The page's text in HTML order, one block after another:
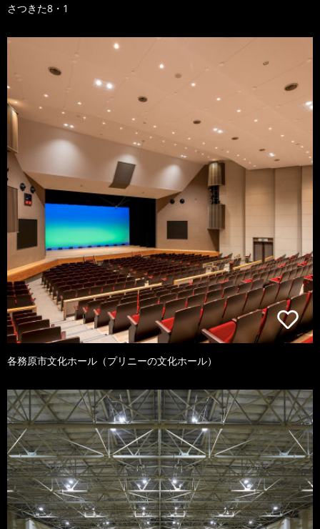
さつきた8・1
各務原市文化ホール（プリニーの文化ホール）